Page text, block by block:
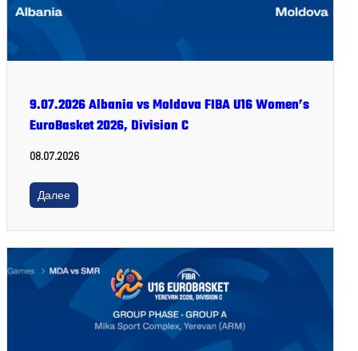
9.07.2026 Albania vs Moldova FIBA U16 Women’s
EuroBasket 2026, Division C
08.07.2026
Далее